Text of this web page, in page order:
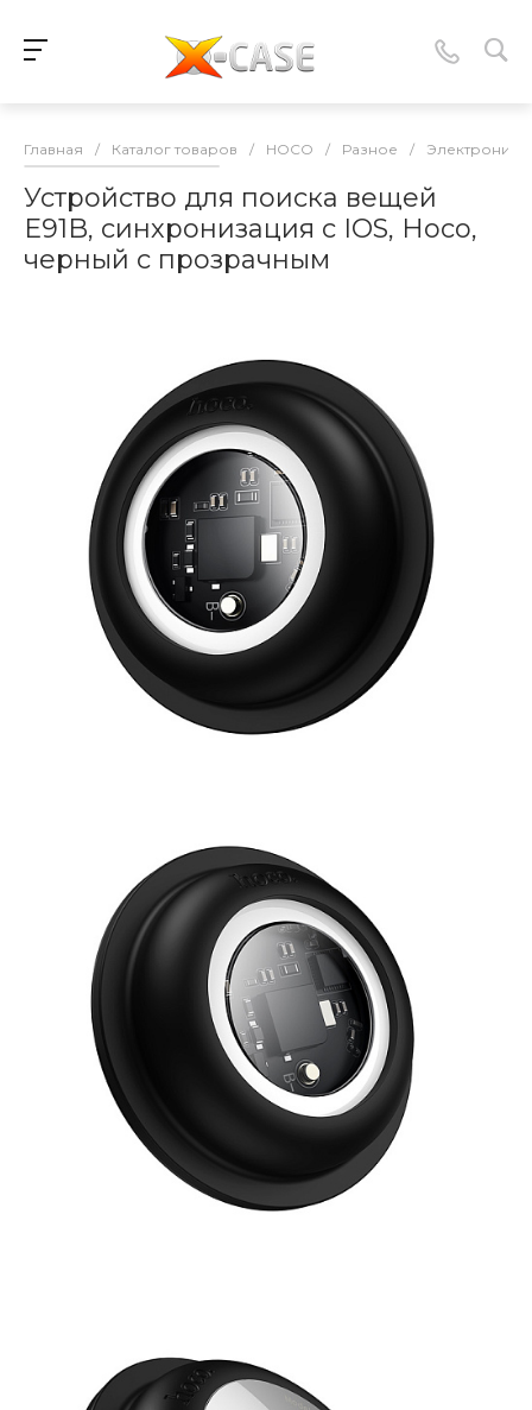
Главная / Каталог товаров / HOCO / Разное / Электроника
Устройство для поиска вещей
E91B, синхронизация с IOS, Носо,
черный с прозрачным